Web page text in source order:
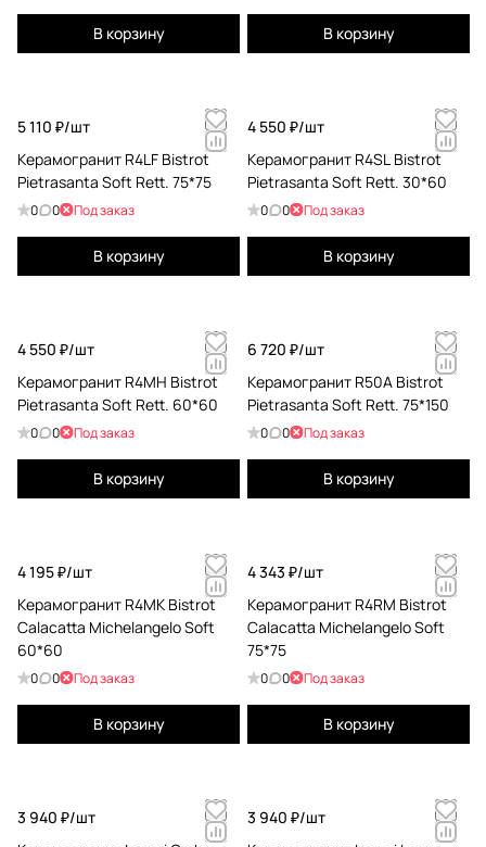
В корзину В корзину
5 110 ₽/шт
Керамогранит R4LF Bistrot
Pietrasanta Soft Rett. 75*75
0 0 Под заказ
В корзину
4 550 ₽/шт
Керамогранит R4SL Bistrot
Pietrasanta Soft Rett. 30*60
0 0 Под заказ
В корзину
4 550 ₽/шт
Керамогранит R4MH Bistrot
Pietrasanta Soft Rett. 60*60
0 0 Под заказ
В корзину
6 720 ₽/шт
Керамогранит R50A Bistrot
Pietrasanta Soft Rett. 75*150
0 0 Под заказ
В корзину
4 195 ₽/шт
Керамогранит R4MK Bistrot
Calacatta Michelangelo Soft
60*60
0 0 Под заказ
В корзину
4 343 ₽/шт
Керамогранит R4RM Bistrot
Calacatta Michelangelo Soft
75*75
0 0 Под заказ
В корзину
3 940 ₽/шт
3 940 ₽/шт